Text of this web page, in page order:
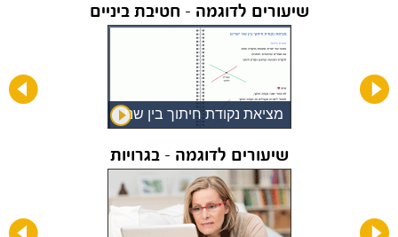
שיעורים לדוגמה - חטיבת ביניים
מציאת נקודת חיתוך בין שני
שיעורים לדוגמה - בגרויות